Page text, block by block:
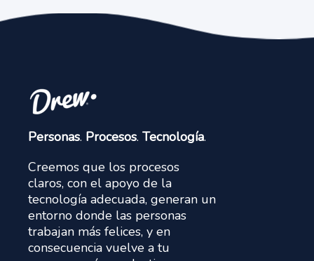
Personas. Procesos. Tecnología.
Creemos que los procesos
claros, con el apoyo de la
tecnología adecuada, generan un
entorno donde las personas
trabajan más felices, y en
consecuencia vuelve a tu